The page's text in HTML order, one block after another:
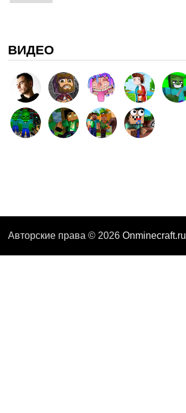
ВИДЕО
Авторские права © 2026Onminecraft.ru